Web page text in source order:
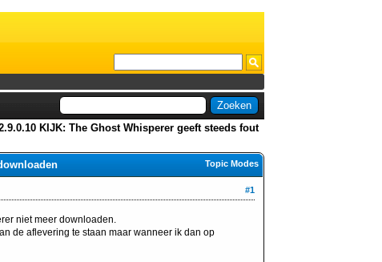
KIJK: The Ghost Whisperer geeft steeds fout
Topic Modes
#1
niet meer downloaden.
de aflevering te staan maar wanneer ik dan op